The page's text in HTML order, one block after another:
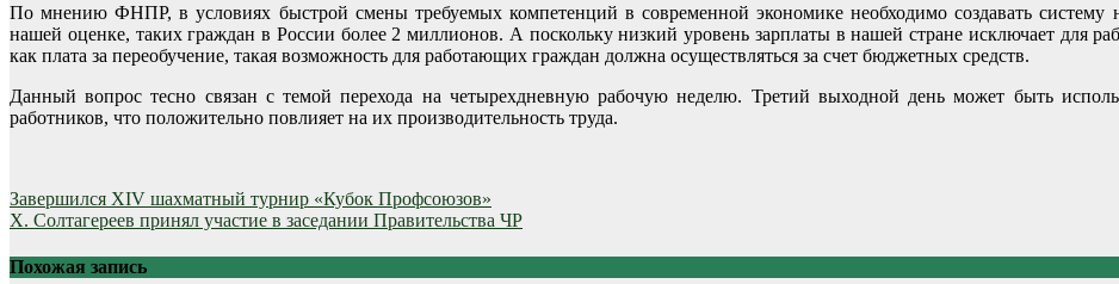
По мнению ФНПР, в условиях быстрой смены требуемых компетенций в современной экономике необходимо создавать систему
нашей оценке, таких граждан в России более 2 миллионов. А поскольку низкий уровень зарплаты в нашей стране исключает для
как плата за переобучение, такая возможность для работающих граждан должна осуществляться за счет бюджетных средств.
Данный вопрос тесно связан с темой перехода на четырехдневную рабочую неделю. Третий выходной день может быть
работников, что положительно повлияет на их производительность труда.
Навигация
по
записям
Завершился XIV шахматный турнир «Кубок Профсоюзов»
Х. Солтагереев принял участие в заседании Правительства ЧР
Похожая запись